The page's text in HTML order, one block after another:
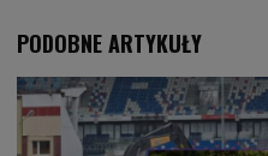
PODOBNE ARTYKUŁY